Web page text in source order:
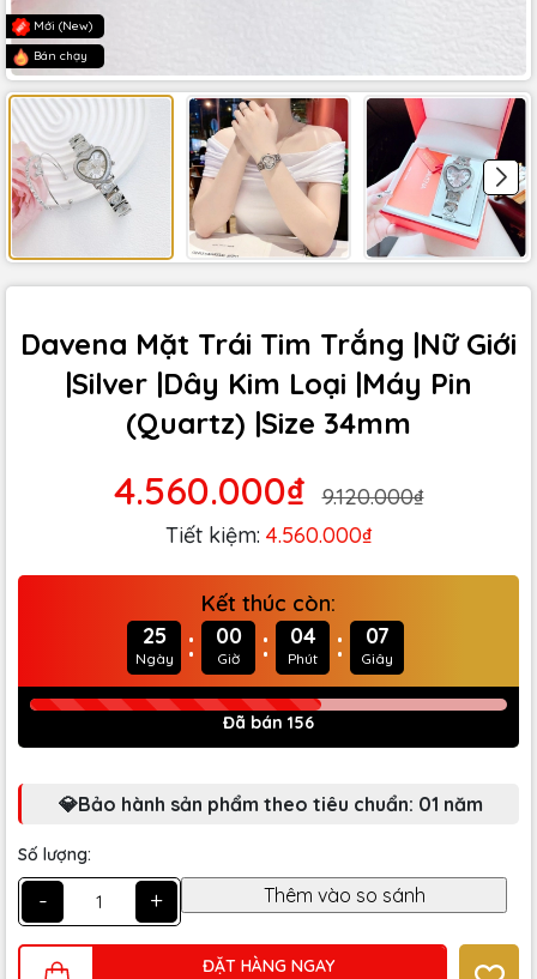
Mới (New)
Bán chạy
Davena Mặt Trái Tim Trắng |Nữ Giới
|Silver |Dây Kim Loại |Máy Pin
(Quartz) |Size 34mm
4.560.000₫
9.120.000₫
Tiết kiệm: 4.560.000₫
Kết thúc còn:
25
Ngày : 00
Giờ : 04
Phút : 06
Giây
Đã bán 156
💎Bảo hành sản phẩm theo tiêu chuẩn: 01 năm
Số lượng:
- +
ĐẶT HÀNG NGAY